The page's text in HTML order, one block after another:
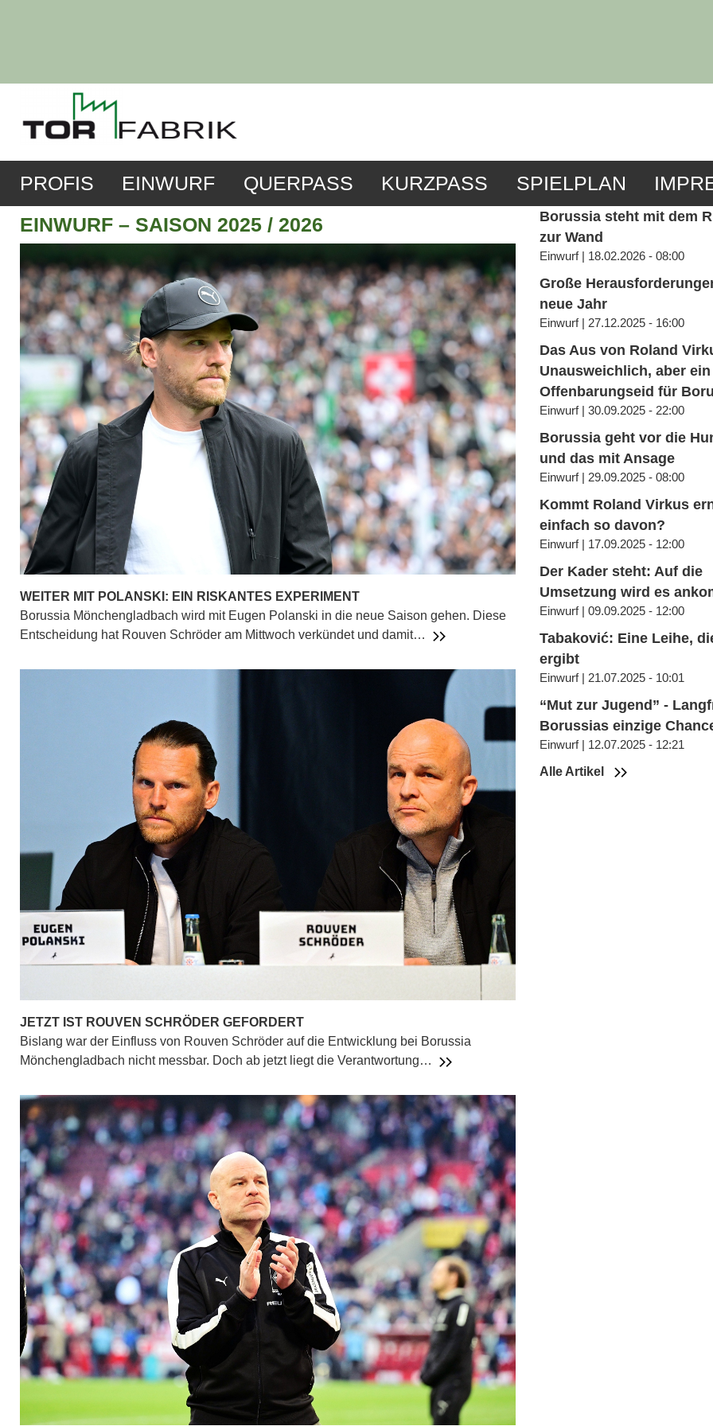
PROFIS EINWURF QUERPASS KURZPASS SPIELPLAN
EINWURF – SAISON 2025 / 2026
WEITER MIT POLANSKI: EIN RISKANTES EXPERIMENT
Borussia Mönchengladbach wird mit Eugen Polanski in die neue Saison gehen. Diese
Entscheidung hat Rouven Schröder am Mittwoch verkündet und damit…
JETZT IST ROUVEN SCHRÖDER GEFORDERT
Bislang war der Einfluss von Rouven Schröder auf die Entwicklung bei Borussia
Mönchengladbach nicht messbar. Doch ab jetzt liegt die Verantwortung…
Borussia steht mit dem
zur Wand
Einwurf | 18.02.2026 - 08:00
Große
neue Jahr
Einwurf | 27.12.2025 - 16:00
Das Aus von Roland
Unausweichlich, aber ein
Offenbarungseid für
Einwurf | 30.09.2025 - 22:00
Borussia geht vor die
und das mit Ansage
Einwurf | 29.09.2025 - 08:00
Kommt Roland Virkus
einfach so davon?
Einwurf | 17.09.2025 - 12:00
Der Kader steht: Auf die
Umsetzung wird es
Einwurf | 09.09.2025 - 12:00
Tabaković: Eine Leihe,
ergibt
Einwurf | 21.07.2025 - 10:01
“Mut zur Jugend” -
Borussias einzige
Einwurf | 12.07.2025 - 12:21
Alle Artikel